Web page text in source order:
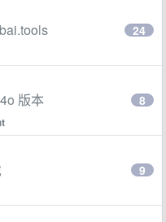
24
版本 8
9